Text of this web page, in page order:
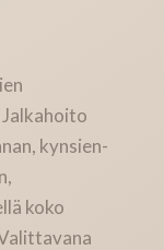
kynsien-
koko